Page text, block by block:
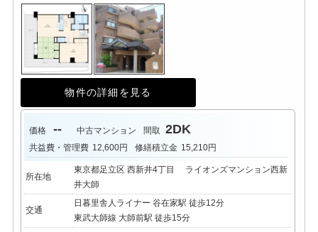
物件の詳細を見る
価格 -- 中古マンション 間取 2DK
共益費・管理費 12,600円 修繕積立金 15,210円
所在地
東京都足立区 西新井4丁目 ライオンズマンション西新
井大師
交通
日暮里舎人ライナー 谷在家駅 徒歩12分
東武大師線 大師前駅 徒歩15分